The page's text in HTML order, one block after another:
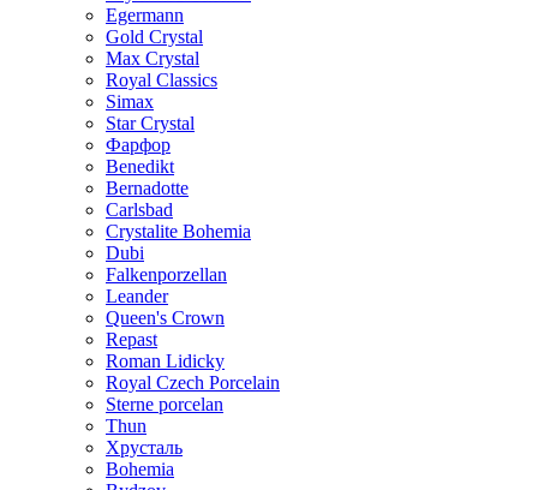
Egermann
Gold Crystal
Max Crystal
Royal Classics
Simax
Star Crystal
Фарфор
Benedikt
Bernadotte
Carlsbad
Crystalite Bohemia
Dubi
Falkenporzellan
Leander
Queen's Crown
Repast
Roman Lidicky
Royal Czech Porcelain
Sterne porcelan
Thun
Хрусталь
Bohemia